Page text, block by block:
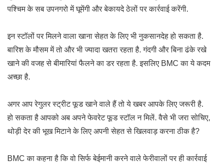
पश्चिम के सब उपनगरो में घूमेंगी और बेकायदे ठेलों पर कार्रवाई करेंगी.
इन स्टॉलों पर मिलने वाला खाना सेहत के लिए भी नुकसानदेह हो सकता है.
बारिश के मौसम में तो और भी ज्यादा खतरा रहता है. गंदगी और बिना ढंके रखे
खाने की वजह से बीमारियां फैलने का डर रहता है. इसलिए BMC का ये कदम
अच्छा है.
अगर आप रेगुलर स्ट्रीट फूड खाने वाले हैं तो ये खबर आपके लिए जरूरी है.
हो सकता है आपको अब अपने फेवरेट फूड स्टॉल न मिलें. वैसे भी जरा सोचिए,
थोड़ी देर की भूख मिटाने के लिए अपनी सेहत से खिलवाड़ करना ठीक है?
BMC का कहना है कि वो सिर्फ बेईमानी करने वाले फेरीवालों पर ही कार्रवाई